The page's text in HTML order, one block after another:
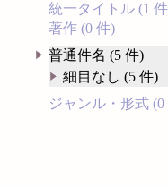
統一タイトル (1
著作 (0 件)
普通件名 (5 件)
細目なし (5 件)
ジャンル・形式 (0